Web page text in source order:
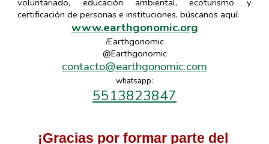
voluntariado, educación ambiental, ecoturismo y
certificación de personas e instituciones, búscanos aquí:
www.earthgonomic.org
/Earthgonomic
@Earthgonomic
contacto@earthgonomic.com
whatsapp:
5513823847
¡Gracias por formar parte del